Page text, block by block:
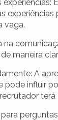
experiências:
experiências
vaga.
na
maneira
A
pode influir
terá